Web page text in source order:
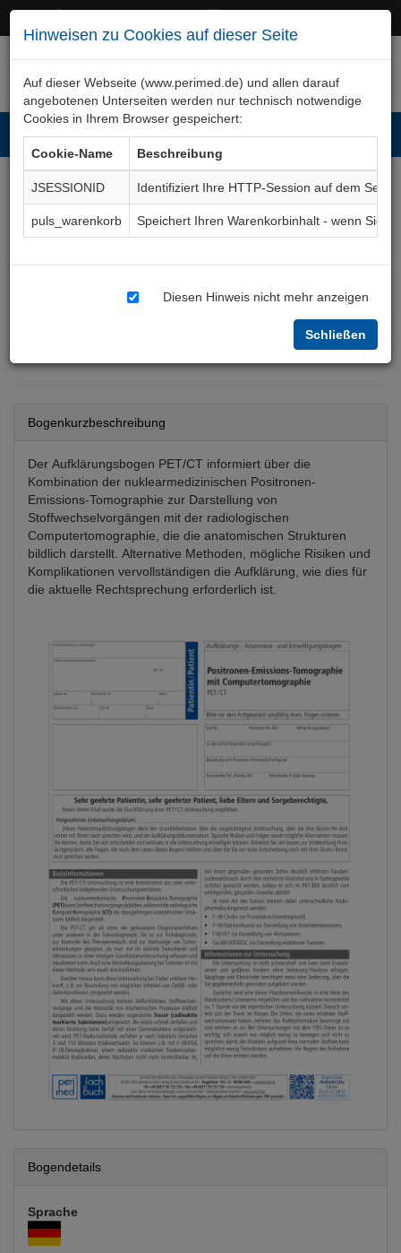
Hinweisen zu Cookies auf dieser Seite
Auf dieser Webseite (www.perimed.de) und allen darauf
angebotenen Unterseiten werden nur technisch notwendige
Cookies in Ihrem Browser gespeichert:
Cookie-Name
Beschreibung
JSESSIONID
Identifiziert Ihre HTTP-Session auf dem Server
puls_warenkorb
Speichert Ihren Warenkorbinhalt - wenn Sie
Diesen Hinweis nicht mehr anzeigen
Schließen
Positronen-Emissions-
Tomographie mit
Computertomographie -
PET / CT
Aufklärungsbogen
Bogenkurzbeschreibung
Der Aufklärungsbogen PET/CT informiert über die
Kombination der nuklearmedizinischen Positronen-
Emissions-Tomographie zur Darstellung von
Stoffwechselvorgängen mit der radiologischen
Computertomographie, die die anatomischen Strukturen
bildlich darstellt. Alternative Methoden, mögliche Risiken und
Komplikationen vervollständigen die Aufklärung, wie dies für
die aktuelle Rechtsprechung erforderlich ist.
Bogendetails
Sprache